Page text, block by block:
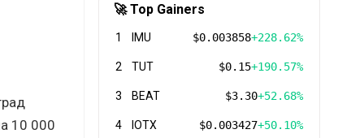
10 000
🚀 Top Gainers
1 IMU $0.003858+228.62%
2 TUT $0.15+190.57%
3 BEAT $3.30+52.68%
4 IOTX $0.003427+50.10%